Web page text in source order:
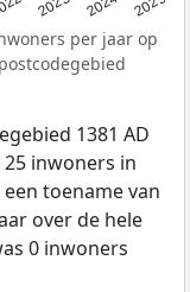
per jaar op
1381 AD
inwoners in
toename van
over de hele
0 inwoners